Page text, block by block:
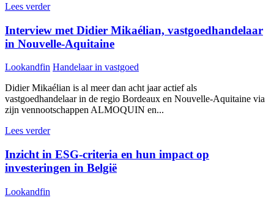
Lees verder
Interview met Didier Mikaélian, vastgoedhandelaar
in Nouvelle-Aquitaine
Lookandfin Handelaar in vastgoed
Didier Mikaélian is al meer dan acht jaar actief als
vastgoedhandelaar in de regio Bordeaux en Nouvelle-Aquitaine via
zijn vennootschappen ALMOQUIN en...
Lees verder
Inzicht in ESG-criteria en hun impact op
investeringen in België
Lookandfin